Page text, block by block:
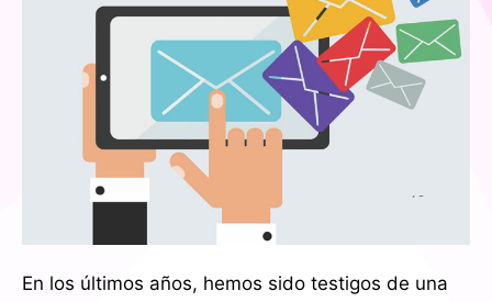
En los últimos años, hemos sido testigos de una